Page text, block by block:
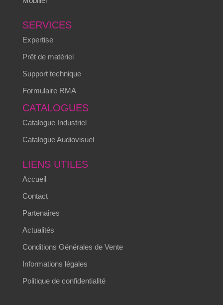
SERVICES
Expertise
Prêt de matériel
Support technique
Formulaire RMA
CATALOGUES
Catalogue Industriel
Catalogue Audiovisuel
LIENS UTILES
Accueil
Contact
Partenaires
Actualités
Conditions Générales de Vente
Informations légales
Politique de confidentialité